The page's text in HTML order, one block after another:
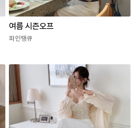
여름 시즌오프
파인땡큐